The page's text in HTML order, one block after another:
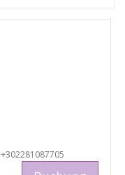
+302281087705